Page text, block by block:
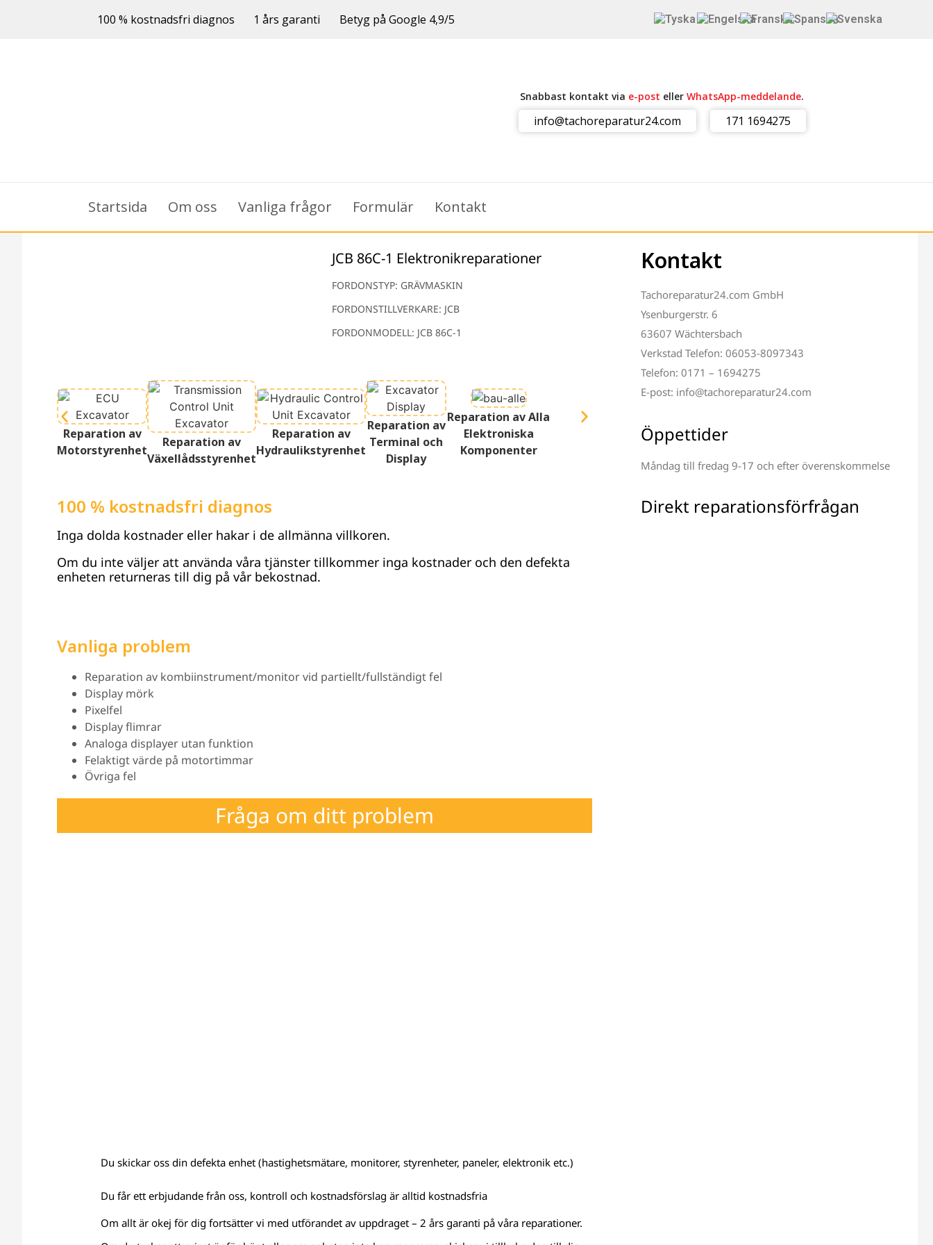
100 % kostnadsfri diagnos 1 års garanti Betyg på Google 4,9/5
Snabbast kontakt via e-post ellerWhatsApp-meddelande.
info@tachoreparatur24.com 171 1694275
Startsida Om oss Vanliga frågor Formulär Kontakt
JCB 86C-1 Elektronikreparationer
FORDONSTYP: GRÄVMASKIN
FORDONSTILLVERKARE: JCB
FORDONMODELL: JCB 86C-1
Reparation av
Motorstyrenhet
Reparation av
Växellådsstyrenhet
Reparation av
Hydraulikstyrenhet
Reparation av
Terminal och
Display
Reparation av Alla
Elektroniska
Komponenter
100 % kostnadsfri diagnos
Inga dolda kostnader eller hakar i de allmänna villkoren.
Om du inte väljer att använda våra tjänster tillkommer inga kostnader och den defekta
enheten returneras till dig på vår bekostnad.
Vanliga problem
Reparation av kombiinstrument/monitor vid partiellt/fullständigt fel
Display mörk
Pixelfel
Display flimrar
Analoga displayer utan funktion
Felaktigt värde på motortimmar
Övriga fel
Fråga om ditt problem
Du skickar oss din defekta enhet (hastighetsmätare, monitorer, styrenheter, paneler, elektronik etc.)
Du får ett erbjudande från oss, kontroll och kostnadsförslag är alltid kostnadsfria
Om allt är okej för dig fortsätter vi med utförandet av uppdraget – 2 års garanti på våra reparationer.
Kontakt
Tachoreparatur24.com GmbH
Ysenburgerstr. 6
63607 Wächtersbach
Verkstad Telefon: 06053-8097343
Telefon: 0171 – 1694275
E-post: info@tachoreparatur24.com
Öppettider
Måndag till fredag 9-17 och efter överenskommelse
Direkt reparationsförfrågan